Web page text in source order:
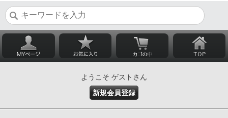
ようこそ ゲストさん
新規会員登録